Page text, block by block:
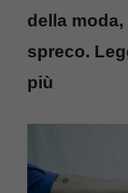
della
spreco.
più